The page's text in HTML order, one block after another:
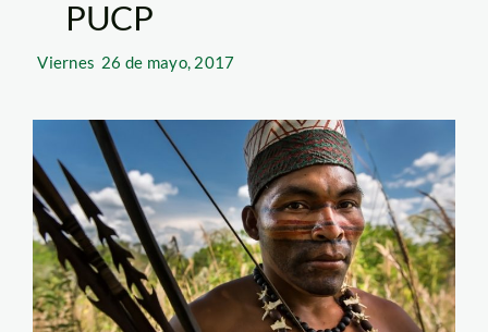
PUCP
Viernes 26 de mayo, 2017